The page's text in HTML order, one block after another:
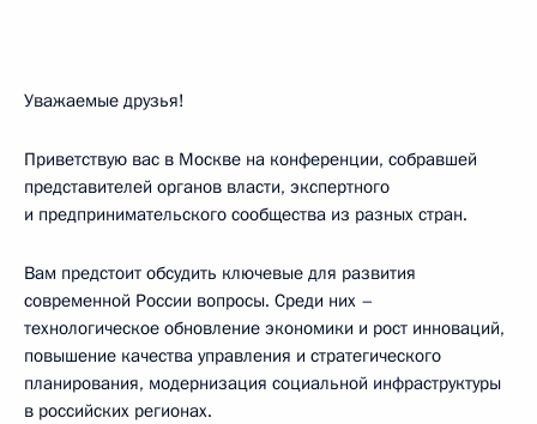
Уважаемые друзья!
Приветствую вас в Москве на конференции, собравшей
представителей органов власти, экспертного
и предпринимательского сообщества из разных стран.
Вам предстоит обсудить ключевые для развития
современной России вопросы. Среди них –
технологическое обновление экономики и рост инноваций,
повышение качества управления и стратегического
планирования, модернизация социальной инфраструктуры
в российских регионах.